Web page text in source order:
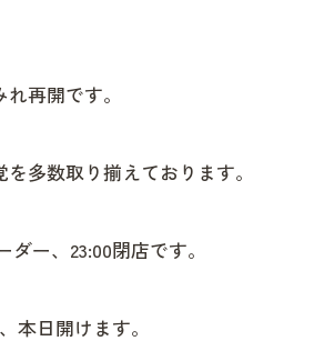
再開です。
多数取り揃えております。
ー、23:00閉店です。
本日開けます。